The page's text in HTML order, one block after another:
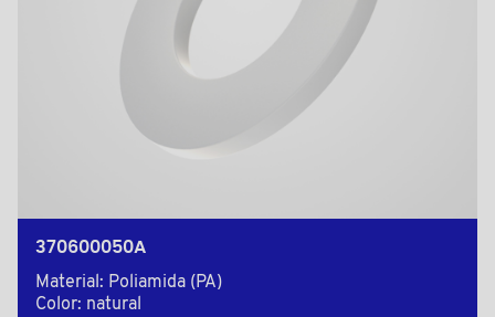
370600050A
Material: Poliamida (PA)
Color: natural